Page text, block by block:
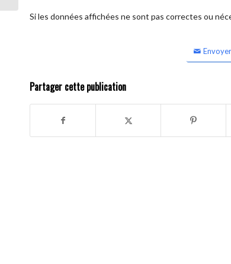
Si les données affichées ne sont pas correctes ou
Partager cette publication